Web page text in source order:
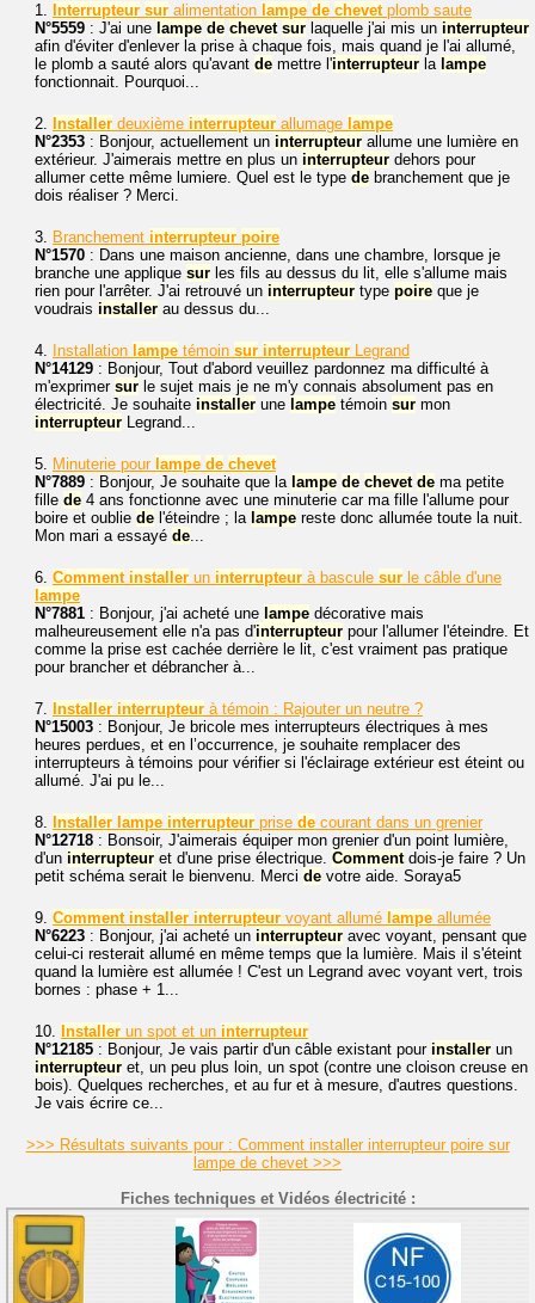
1. Interrupteur sur alimentation lampe de chevetplomb saute
N°5559 : J'ai une lampe de chevet sur laquelle j'ai mis un interrupteur
afin d'éviter d'enlever la prise à chaque fois, mais quand je l'ai allumé,
le plomb a sauté alors qu'avant de mettre l'interrupteur la lampe
fonctionnait. Pourquoi...
2. Installer deuxième interrupteur allumage lampe
N°2353 : Bonjour, actuellement un interrupteur allume une lumière en
extérieur. J'aimerais mettre en plus un interrupteur dehors pour
allumer cette même lumiere. Quel est le type de branchement que je
dois réaliser ? Merci.
3. Branchement interrupteur poire
N°1570 : Dans une maison ancienne, dans une chambre, lorsque je
branche une applique sur les fils au dessus du lit, elle s'allume mais
rien pour l'arrêter. J'ai retrouvé un interrupteur type poire que je
voudrais installer au dessus du...
4. Installation lampe témoin sur interrupteur Legrand
N°14129 : Bonjour, Tout d'abord veuillez pardonnez ma difficulté à
m'exprimer sur le sujet mais je ne m'y connais absolument pas en
électricité. Je souhaite installer une lampe témoin sur mon
interrupteur Legrand...
5. Minuterie pour lampe de chevet
N°7889 : Bonjour, Je souhaite que la lampe de chevet de ma petite
fille de 4 ans fonctionne avec une minuterie car ma fille l'allume pour
boire et oublie de l'éteindre ; la lampe reste donc allumée toute la nuit.
Mon mari a essayé de...
6. Comment installer un interrupteur à bascule sur le câble d'une
lampe
N°7881 : Bonjour, j'ai acheté une lampe décorative mais
malheureusement elle n'a pas d'interrupteur pour l'allumer l'éteindre. Et
comme la prise est cachée derrière le lit, c'est vraiment pas pratique
pour brancher et débrancher à...
7. Installer interrupteur à témoin : Rajouter un neutre ?
N°15003 : Bonjour, Je bricole mes interrupteurs électriques à mes
heures perdues, et en l’occurrence, je souhaite remplacer des
interrupteurs à témoins pour vérifier si l'éclairage extérieur est éteint ou
allumé. J'ai pu le...
8. Installer lampe interrupteur prise de courant dans un grenier
N°12718 : Bonsoir, J'aimerais équiper mon grenier d'un point lumière,
d'un interrupteur et d'une prise électrique. Commentdois-je faire ? Un
petit schéma serait le bienvenu. Merci de votre aide. Soraya5
9. Comment installer interrupteur voyant allumé lampe allumée
N°6223 : Bonjour, j'ai acheté un interrupteur avec voyant, pensant que
celui-ci resterait allumé en même temps que la lumière. Mais il s'éteint
quand la lumière est allumée ! C'est un Legrand avec voyant vert, trois
bornes : phase + 1...
10. Installer un spot et un interrupteur
N°12185 : Bonjour, Je vais partir d'un câble existant pour installer un
interrupteur et, un peu plus loin, un spot (contre une cloison creuse en
bois). Quelques recherches, et au fur et à mesure, d'autres questions.
Je vais écrire ce...
>>> Résultats suivants pour : Comment installer interrupteur poire sur
lampe de chevet >>>
Fiches techniques et Vidéos électricité :